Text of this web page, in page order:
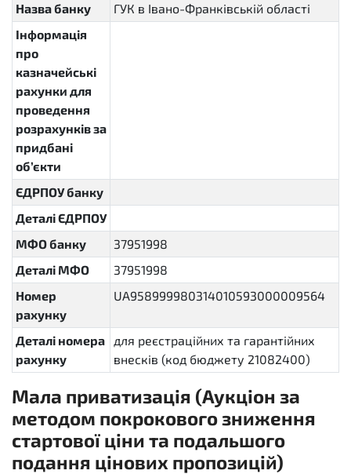
Назва банку
ГУК в Івано-Франківській області
Інформація
про
казначейські
рахунки для
проведення
розрахунків за
придбані
об’єкти
ЄДРПОУ банку
Деталі ЄДРПОУ
МФО банку
37951998
Деталі МФО
37951998
Номер
рахунку
UA958999980314010593000009564
Деталі номера
рахунку
для реєстраційних та гарантійних
внесків (код бюджету 21082400)
Мала приватизація (Аукціон за
методом покрокового зниження
стартової ціни та подальшого
подання цінових пропозицій)